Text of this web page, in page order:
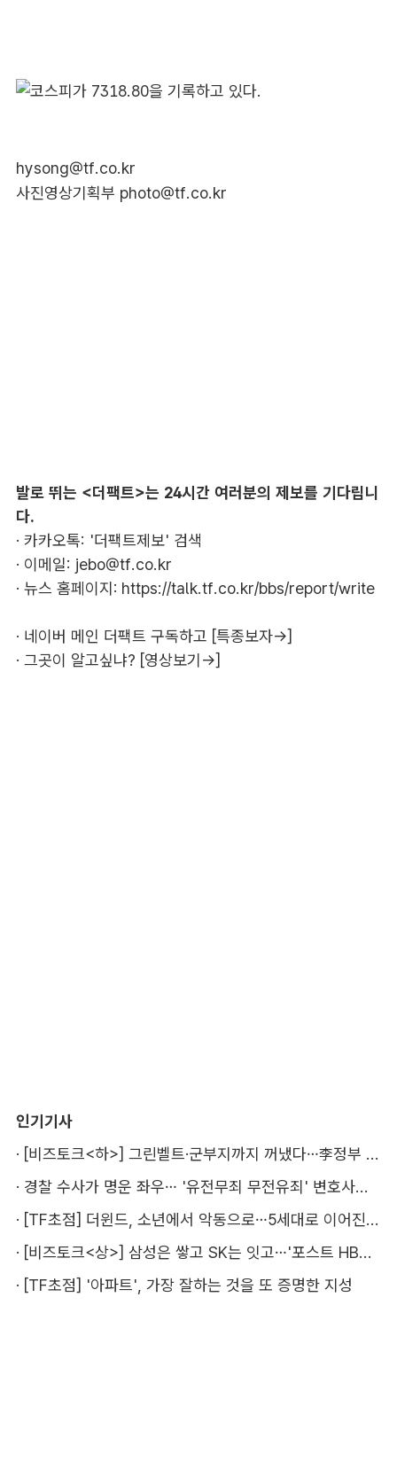
hysong@tf.co.kr
사진영상기획부 photo@tf.co.kr
발로 뛰는 <더팩트>는 24시간 여러분의 제보를 기다립니
다.
· 카카오톡: '더팩트제보' 검색
· 이메일: jebo@tf.co.kr
· 뉴스 홈페이지: https://talk.tf.co.kr/bbs/report/write
· 네이버 메인 더팩트 구독하고 [특종보자→]
· 그곳이 알고싶냐? [영상보기→]
인기기사
·
[비즈토크<하>] 그린벨트·군부지까지 꺼냈다…李정부 '공급 속도전' 통할까
·
경찰 수사가 명운 좌우… '유전무죄 무전유죄' 변호사비 부담 우려
·
[TF초점] 더윈드, 소년에서 악동으로…5세대로 이어진 지코·박경
·
[비즈토크<상>] 삼성은 쌓고 SK는 잇고…'포스트 HBM' 주도권 누가 잡을까
· [TF초점] '아파트', 가장 잘하는 것을 또 증명한 지성